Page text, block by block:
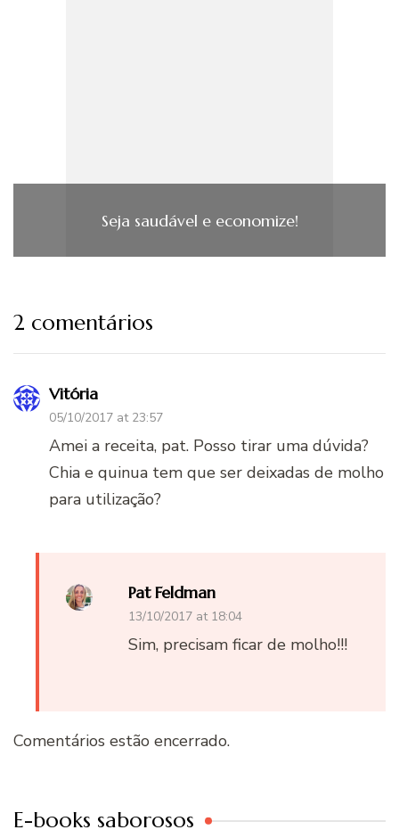
Seja saudável e economize!
2 comentários
Vitória
05/10/2017 at 23:57
Amei a receita, pat. Posso tirar uma dúvida?
Chia e quinua tem que ser deixadas de molho
para utilização?
Pat Feldman
13/10/2017 at 18:04
Sim, precisam ficar de molho!!!
Comentários estão encerrado.
E-books saborosos